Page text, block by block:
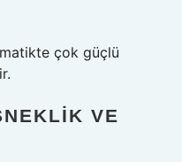
çok güçlü
VE